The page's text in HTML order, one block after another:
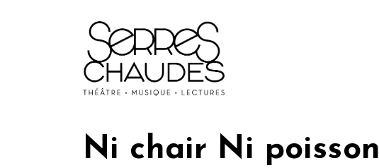
Ni chair Ni poisson